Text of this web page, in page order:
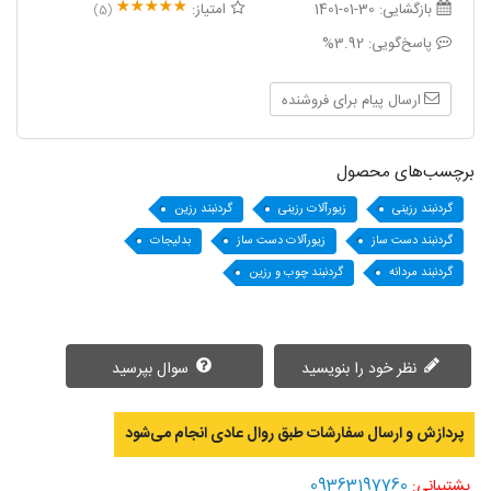
1401-01-30
(5)
3.92%
ارسال پیام برای فروشنده
برچسب‌های محصول
گردنبند رزینی زیورآلات رزینی
گردنبند رزین
گردنبند دست ساز
زیورآلات دست ساز
بدلیجات
گردنبند مردانه
گردنبند چوب و رزین
نظر خود را بنویسید
پردازش و ارسال سفارشات طبق روال عادی انجام می‌‌شود